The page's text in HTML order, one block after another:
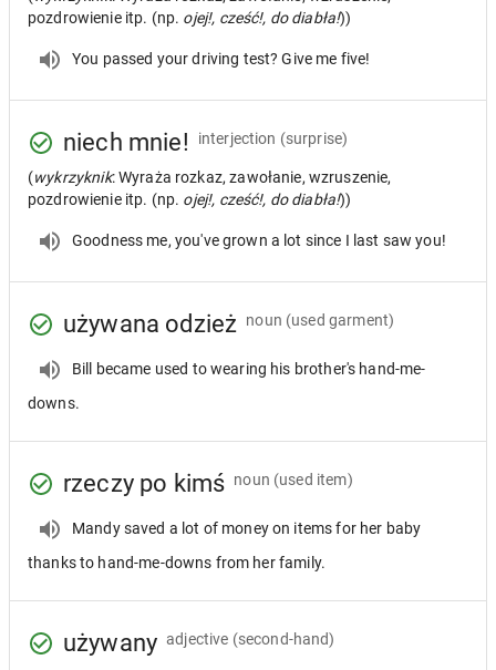
pozdrowienie itp. (np. ojej!, cześć!, do diabła!))
You passed your driving test? Give me five!
niech mnie! interjection (surprise)
(wykrzyknik: Wyraża rozkaz, zawołanie, wzruszenie,
pozdrowienie itp. (np. ojej!, cześć!, do diabła!))
Goodness me, you've grown a lot since I last saw you!
używana odzież noun (used garment)
Bill became used to wearing his brother's hand-me-
downs.
rzeczy po kimś noun (used item)
Mandy saved a lot of money on items for her baby
thanks to hand-me-downs from her family.
używany adjective (second-hand)